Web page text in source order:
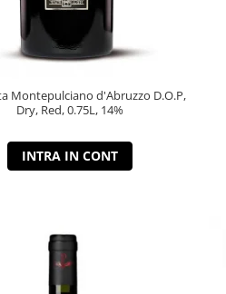
Montepulciano d'Abruzzo D.O.P,
Dry, Red, 0.75L, 14%
INTRA IN CONT